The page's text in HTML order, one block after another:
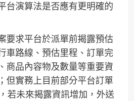
台演算法是否應有更明確的
要求平台於派單前揭露預估
車路線、預估里程、訂單完
商品內容物及數量等重要資
但實務上目前部分平台訂單
若未來揭露資訊增加，外送